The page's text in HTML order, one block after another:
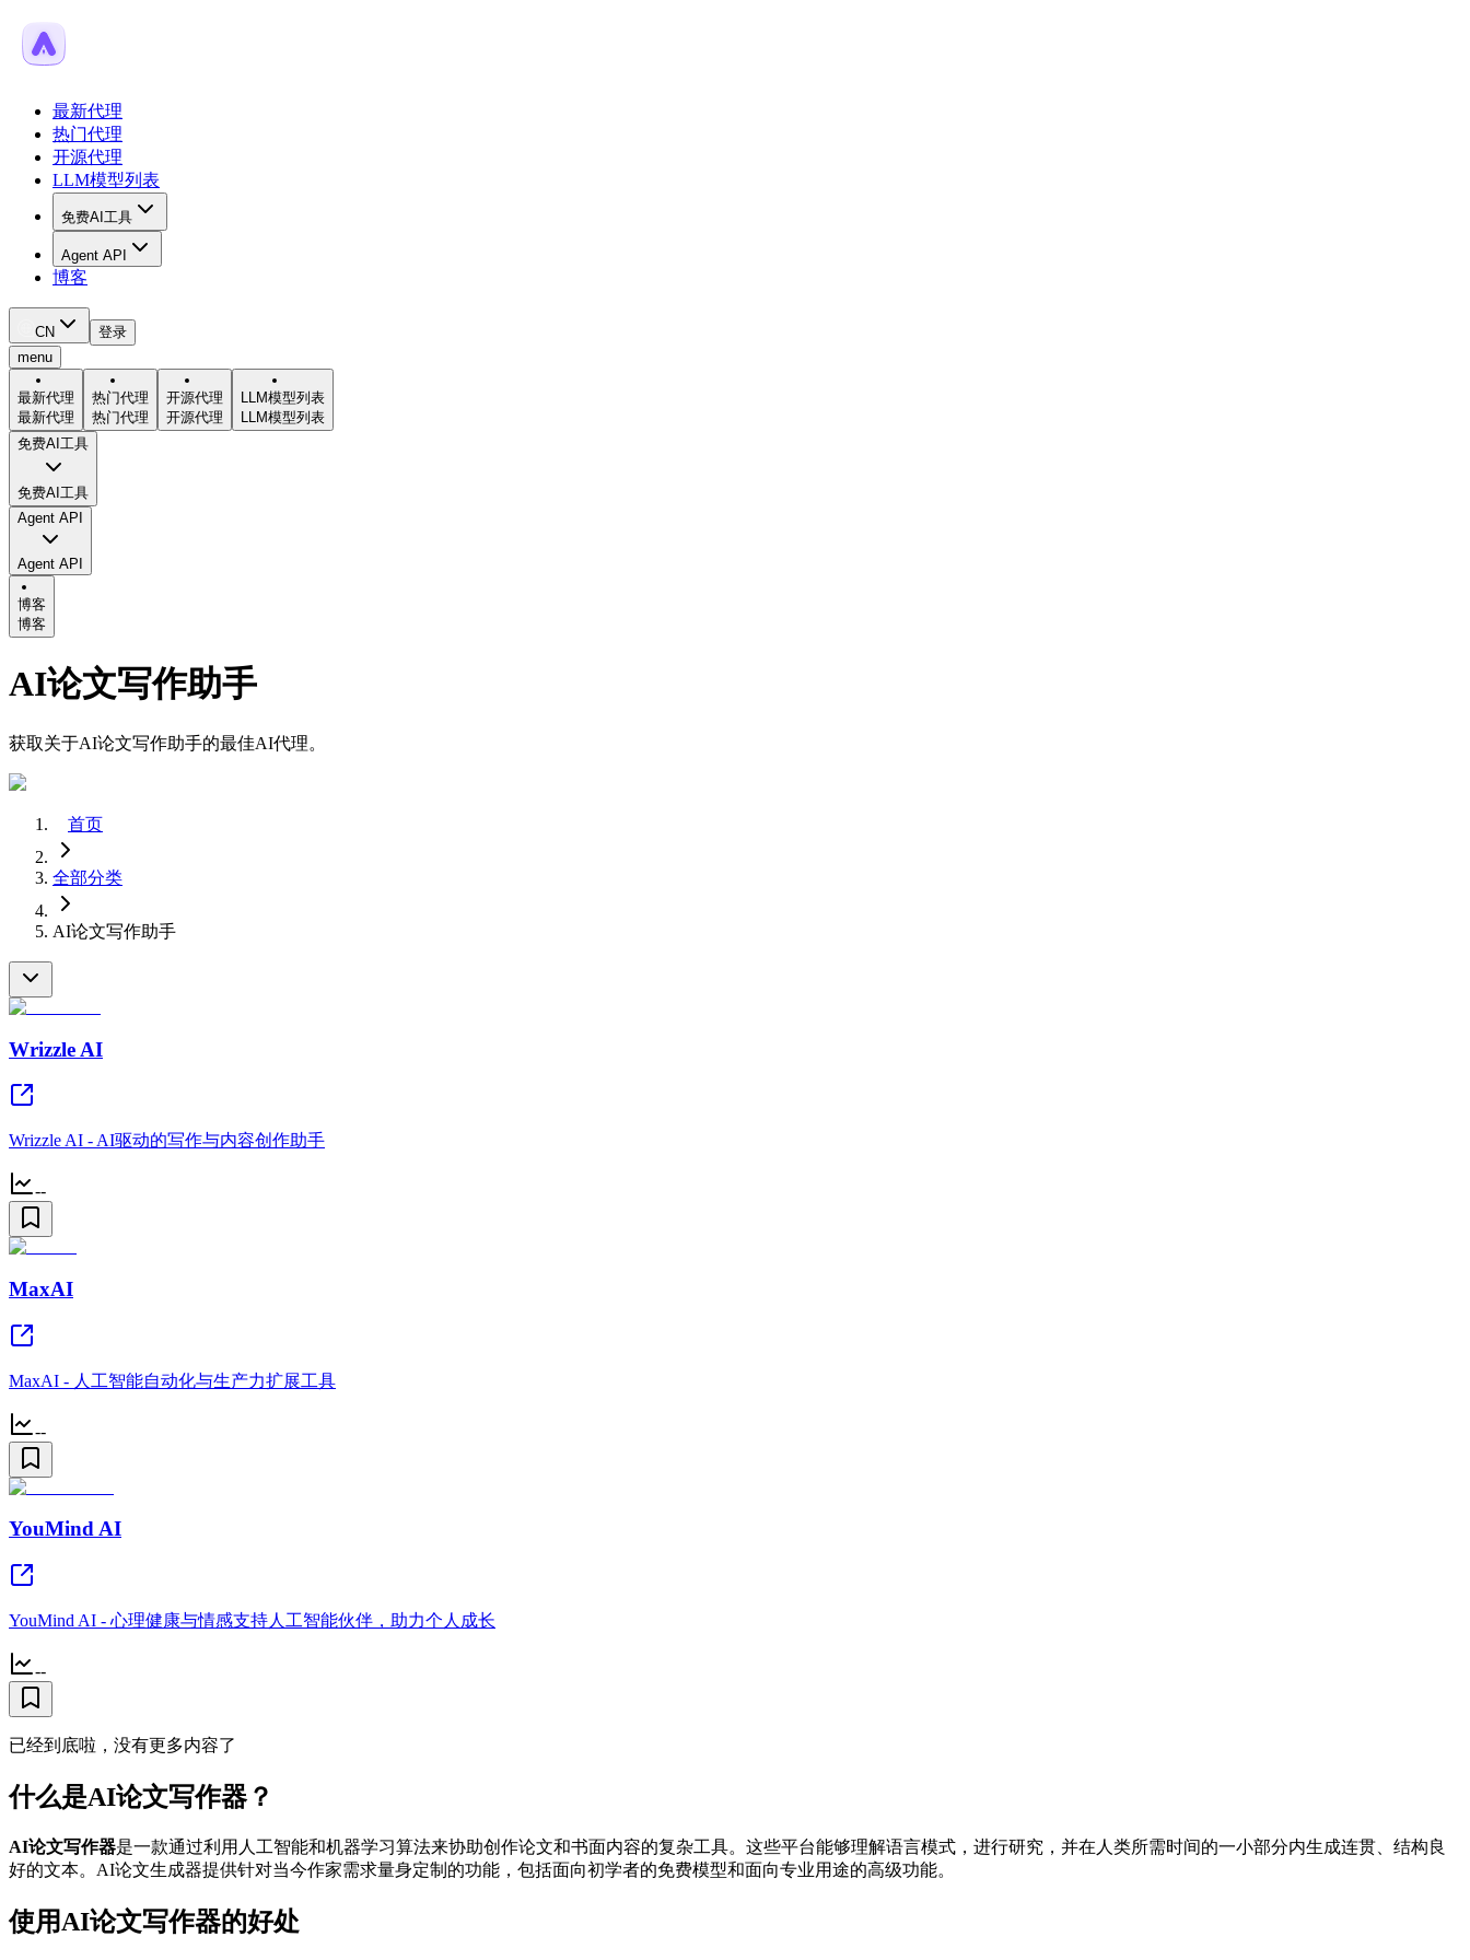
最新代理
热门代理
开源代理
LLM模型列表
免费AI工具
Agent API
博客
CN
登录
menu
最新代理
最新代理
热门代理
热门代理
开源代理
开源代理
LLM模型列表
LLM模型列表
免费AI工具
免费AI工具
Agent API
Agent API
博客
博客
AI论文写作助手
获取关于AI论文写作助手的最佳AI代理。
首页
全部分类
AI论文写作助手
Wrizzle AI
Wrizzle AI - AI驱动的写作与内容创作助手
--
MaxAI
MaxAI - 人工智能自动化与生产力扩展工具
--
YouMind AI
YouMind AI - 心理健康与情感支持人工智能伙伴，助力个人成长
--
已经到底啦，没有更多内容了
什么是AI论文写作器？
AI论文写作器是一款通过利用人工智能和机器学习算法来协助创作论文和书面内容的复杂工具。这些平台能够理解语言模式，进行研究，并在人类所需时间的一小部分内生成连贯、结构良
好的文本。AI论文生成器提供针对当今作家需求量身定制的功能，包括面向初学者的免费模型和面向专业用途的高级功能。
使用AI论文写作器的好处